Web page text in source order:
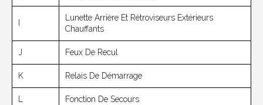
Lunette Arrière Et Rétroviseurs Extérieurs
Chauffants
J Feux De Recul
K Relais De Démarrage
L Fonction De Secours